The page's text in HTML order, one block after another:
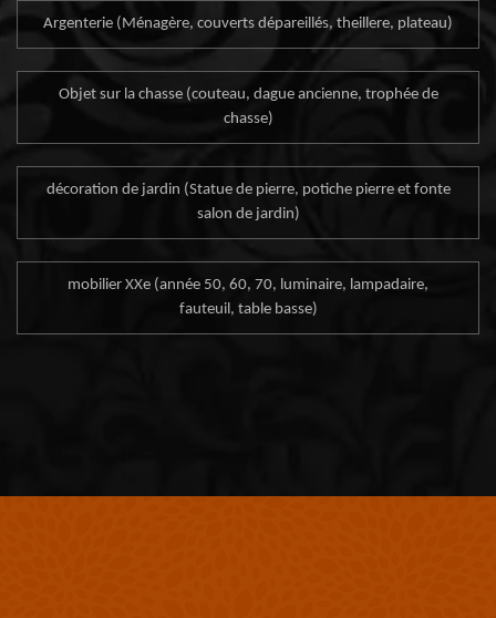
Argenterie (Ménagère, couverts dépareillés, theillere, plateau)
Objet sur la chasse (couteau, dague ancienne, trophée de
chasse)
décoration de jardin (Statue de pierre, potiche pierre et fonte
salon de jardin)
mobilier XXe (année 50, 60, 70, luminaire, lampadaire,
fauteuil, table basse)